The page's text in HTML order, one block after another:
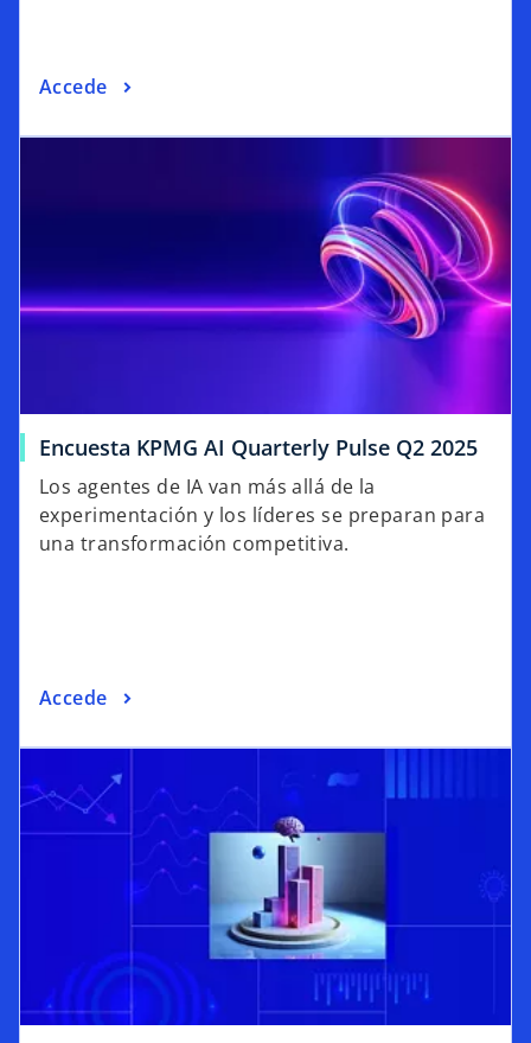
Accede
Encuesta KPMG AI Quarterly Pulse Q2 2025
Los agentes de IA van más allá de la
experimentación y los líderes se preparan para
una transformación competitiva.
Accede